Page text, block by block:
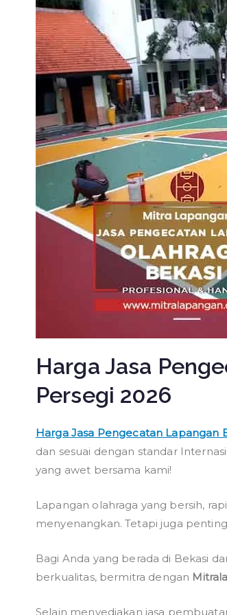
Harga Jasa
Persegi 2026
Harga Jasa Pengecatan Lapangan
dan sesuai dengan standar
yang awet bersama kami!
Lapangan olahraga yang bersih,
menyenangkan. Tetapi juga
Bagi Anda yang berada di Bekasi
berkualitas, bermitra dengan
Selain menyediakan jasa